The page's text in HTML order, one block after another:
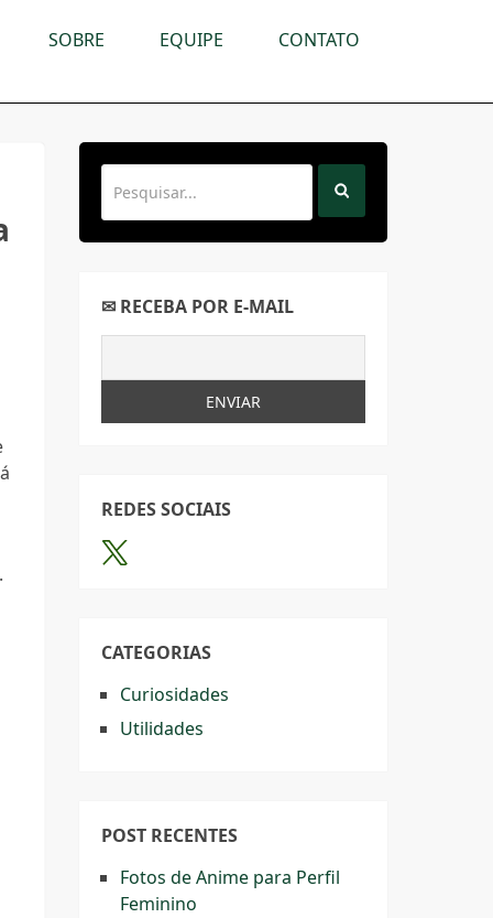
SOBRE EQUIPE CONTATO
✉ RECEBA POR E-MAIL
REDES SOCIAIS
CATEGORIAS
Curiosidades
Utilidades
POST RECENTES
Fotos de Anime para Perfil
Feminino